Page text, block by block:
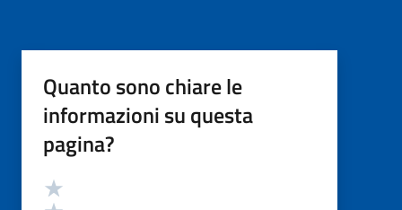
Quanto sono chiare le
informazioni su questa
pagina?
Valutazione